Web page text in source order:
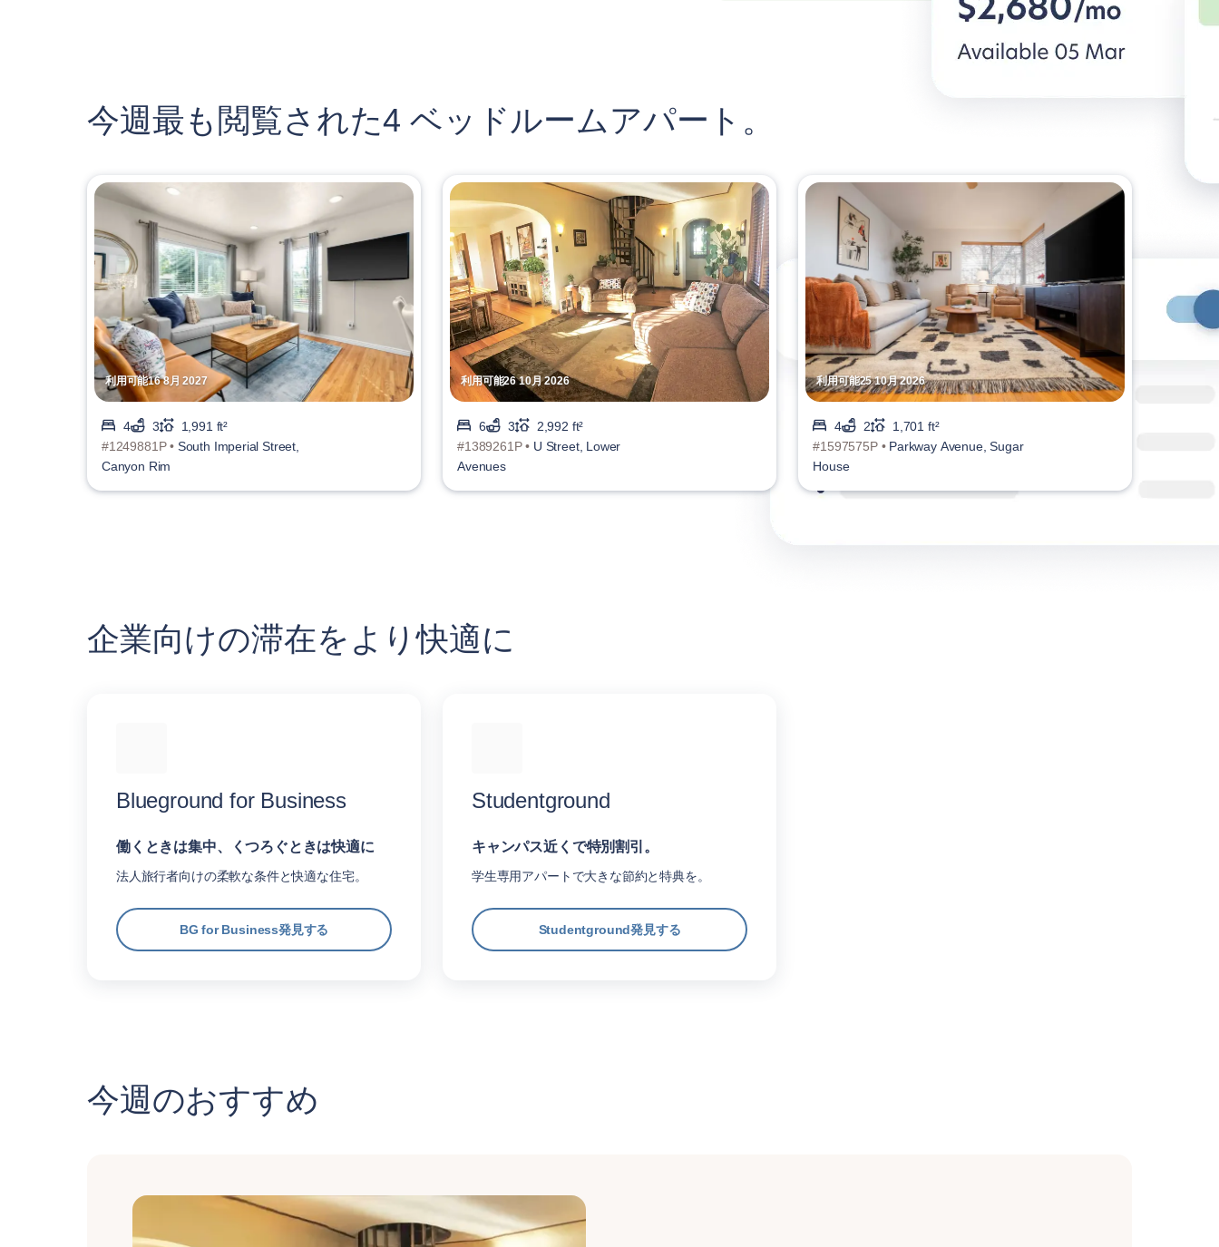
今週最も閲覧された4 ベッドルームアパート。
利用可能16 8月 2027
4 3
1,991 ft²
#1249881P • South Imperial Street,
Canyon Rim
利用可能26 10月 2026
6 3
2,992 ft²
#1389261P • U Street, Lower
Avenues
利用可能25 10月 2026
4 2
1,701 ft²
#1597575P • Parkway Avenue, Sugar
House
企業向けの滞在をより快適に
Blueground for Business
働くときは集中、くつろぐときは快適に
法人旅行者向けの柔軟な条件と快適な住宅。
BG for Business発見する
Studentground
キャンパス近くで特別割引。
学生専用アパートで大きな節約と特典を。
Studentground発見する
今週のおすすめ